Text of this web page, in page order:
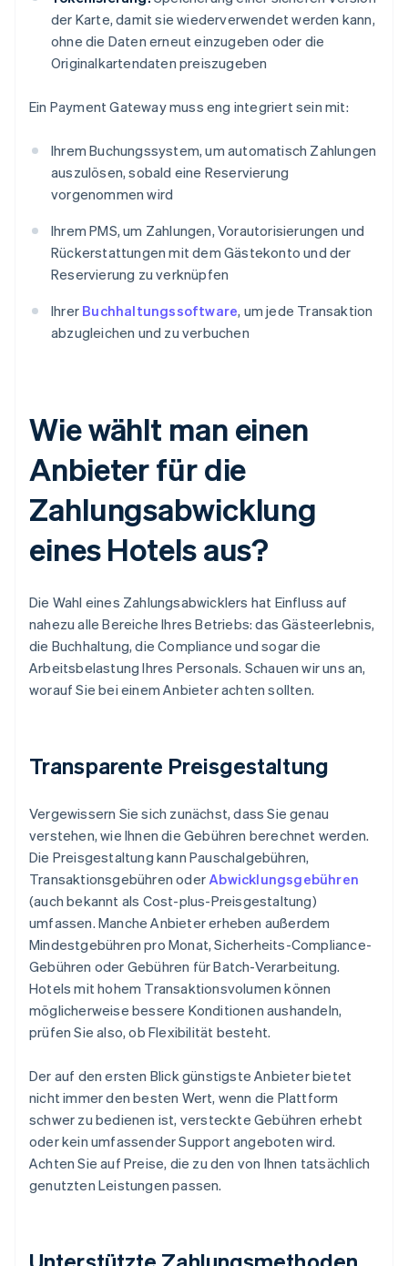
der Karte, damit sie wiederverwendet werden kann,
ohne die Daten erneut einzugeben oder die
Originalkartendaten preiszugeben
Ein Payment Gateway muss eng integriert sein mit:
Ihrem Buchungssystem, um automatisch Zahlungen
auszulösen, sobald eine Reservierung
vorgenommen wird
Ihrem PMS, um Zahlungen, Vorautorisierungen und
Rückerstattungen mit dem Gästekonto und der
Reservierung zu verknüpfen
Ihrer Buchhaltungssoftware, um jede Transaktion
abzugleichen und zu verbuchen
Wie wählt man einen
Anbieter für die
Zahlungsabwicklung
eines Hotels aus?
Die Wahl eines Zahlungsabwicklers hat Einfluss auf
nahezu alle Bereiche Ihres Betriebs: das Gästeerlebnis,
die Buchhaltung, die Compliance und sogar die
Arbeitsbelastung Ihres Personals. Schauen wir uns an,
worauf Sie bei einem Anbieter achten sollten.
Transparente Preisgestaltung
Vergewissern Sie sich zunächst, dass Sie genau
verstehen, wie Ihnen die Gebühren berechnet werden.
Die Preisgestaltung kann Pauschalgebühren,
Transaktionsgebühren oderAbwicklungsgebühren
(auch bekannt als Cost-plus-Preisgestaltung)
umfassen. Manche Anbieter erheben außerdem
Mindestgebühren pro Monat, Sicherheits-Compliance-
Gebühren oder Gebühren für Batch-Verarbeitung.
Hotels mit hohem Transaktionsvolumen können
möglicherweise bessere Konditionen aushandeln,
prüfen Sie also, ob Flexibilität besteht.
Der auf den ersten Blick günstigste Anbieter bietet
nicht immer den besten Wert, wenn die Plattform
schwer zu bedienen ist, versteckte Gebühren erhebt
oder kein umfassender Support angeboten wird.
Achten Sie auf Preise, die zu den von Ihnen tatsächlich
genutzten Leistungen passen.